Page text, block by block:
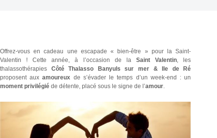
Offrez-vous en cadeau une escapade « bien-être » pour la Saint-
Valentin ! Cette année, à l’occasion de la Saint Valentin, les
thalassothérapies Côté Thalasso Banyuls sur mer & Ile de Ré
proposent auxamoureux de s’évader le temps d’un week-end : un
moment privilégié de détente, placé sous le signe de l’amour.